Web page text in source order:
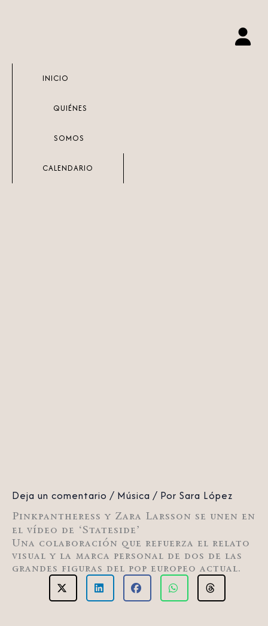
INICIO
QUIÉNES
SOMOS
CALENDARIO
Deja un comentario / Música / Por Sara López
Pinkpantheress y Zara Larsson se unen en
el vídeo de ‘Stateside’
Una colaboración que refuerza el relato
visual y la marca personal de dos de las
grandes figuras del pop europeo actual.